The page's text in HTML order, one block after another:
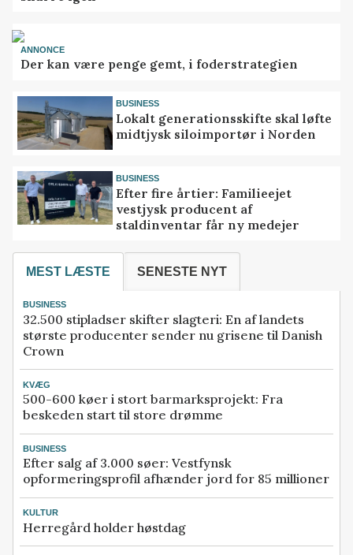
ANNONCE
Der kan være penge gemt, i foderstrategien
BUSINESS
Lokalt generationsskifte skal løfte
midtjysk siloimportør i Norden
BUSINESS
Efter fire årtier: Familieejet
vestjysk producent af
staldinventar får ny medejer
MEST LÆSTE SENESTE NYT
BUSINESS
32.500 stipladser skifter slagteri: En af landets
største producenter sender nu grisene til Danish
Crown
KVÆG
500-600 køer i stort barmarksprojekt: Fra
beskeden start til store drømme
BUSINESS
Efter salg af 3.000 søer: Vestfynsk
opformeringsprofil afhænder jord for 85 millioner
KULTUR
Herregård holder høstdag